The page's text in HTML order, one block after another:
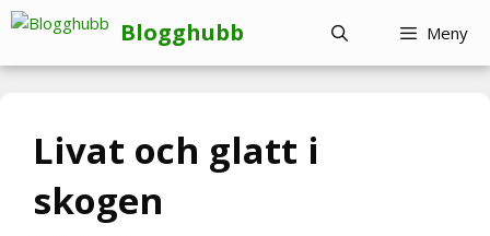
Hoppa
innehåll
Blogghubb Meny
Livat och glatt i
skogen